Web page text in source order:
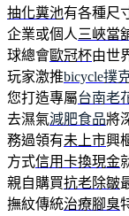
抽化糞池有各種尺
企業或個人 三峽當
球總會歐冠杯由世
玩家激推bicycle撲
您打造專屬台南老
去濕氣減肥食品將
務過領有未上市興
方式信用卡換現金
親自購買抗老除皺
撫紋傳統治療腳臭